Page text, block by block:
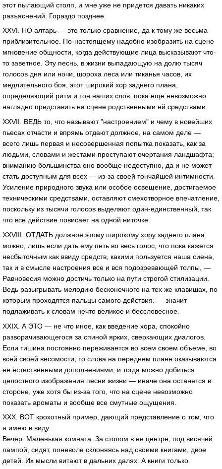
этот пылающий столп, и мне уже не придется давать никаких
разъяснений. Гораздо позднее.
XXVI. НО алтарь — это только сравнение, да к тому же весьма
приблизительное. По-настоящему надобно изобразить на сцене
мгновение общности, когда действующие лица высказывают что-
то заветное. Эту песнь, в жизни выпадающую на долю тысяч
голосов дня или ночи, шороха леса или тиканья часов, их
медлительного боя, этот широкий хор заднего плана,
определяющий ритм и тон наших слов, пока еще невозможно
наглядно представить на сцене родственными ей средствами.
XXVII. ВЕДЬ то, что называют "настроением" и чему в новейших
пьесах отчасти и впрямь отдают должное, на самом деле —
всего лишь первая и несовершенная попытка показать, как за
людьми, словами и жестами проступают очертания ландшафта;
вниманию большинства оно вообще недоступно, да и не может
стать доступным для всех — из-за своей тончайшей интимности.
Усиление природного звука или особое освещение, достигаемое
техническими средствами, оставляют смехотворное впечатление,
поскольку из тысячи голосов выделяют один-единственный, так
что все действие повисает на одной ниточке.
XXVIII. ОТДАТЬ должное этому широкому хору заднего плана
можно, лишь если дать ему петь во весь голос, что пока кажется
несбыточным как ввиду средств, какими пользуется наша сиена,
так и в смысле настроения все и вся подозревающей толпы, —
Равновесия можно достичь только на пути строгой стилизации.
Ведь разыгрывать мелодию бесконечного на тех же клавишах, по
которым проходятся пальцы самого действия. — значит
подлаживать к словам нечто великое и бессловесное.
XXIX. А ЭТО — не что иное, как введение хора, спокойно
разворачивающегося за спиной ярких, сверкающих диалогов.
Если тишина постоянно переживается во всем своем объеме, во
всей своей весомости, то слова на переднем плане оказываются
ее естественными дополнениями, и тогда можно добиться
целостного изображения песни жизни — иначе она останется в
стороне, уже хотя бы из-за того, что на сцене невозможно
показать ароматы и вообще все смутные ощущения.
XXX. ВОТ крохотный пример, дающий представление о том, что
я имею в виду:
Вечер. Маленькая комната. За столом в ее центре, под висячей
лампой, сидят, поневоле склоняясь над своими книгами, двое
детей. Их мысли витают в дальних далях. А книги только